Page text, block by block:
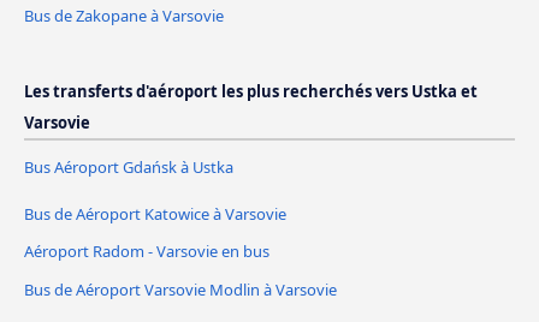
Bus de Zakopane à Varsovie
Les transferts d'aéroport les plus recherchés vers Ustka et
Varsovie
Bus Aéroport Gdańsk à Ustka
Bus de Aéroport Katowice à Varsovie
Aéroport Radom - Varsovie en bus
Bus de Aéroport Varsovie Modlin à Varsovie